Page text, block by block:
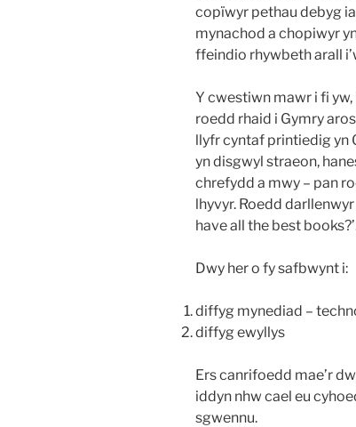
copïwyr pethau debyg
mynachod a chopiwyr
ffeindio rhywbeth arall
Y cwestiwn mawr i fi
roedd rhaid i Gymry
llyfr cyntaf printiedig yn
yn disgwyl straeon,
chrefydd a mwy – pan
lhyvyr. Roedd
have all the best
Dwy her o fy safbwynt i:
diffyg mynediad –
diffyg ewyllys
Ers canrifoedd mae’r
iddyn nhw cael eu
sgwennu.